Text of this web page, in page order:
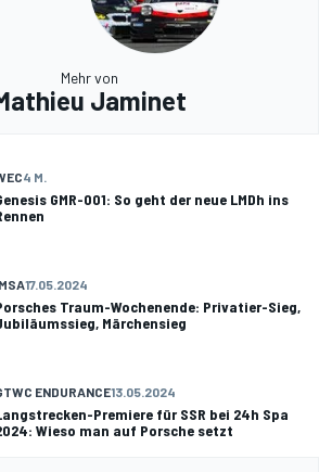
Mehr von
Jaminet
4 M.
GMR-001: So geht der neue LMDh ins
17.05.2024
Traum-Wochenende: Privatier-Sieg,
Märchensieg
ENDURANCE13.05.2024
Premiere für SSR bei 24h Spa
Wieso man auf Porsche setzt